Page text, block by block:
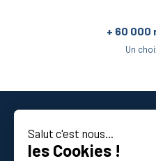
Salut c'est nous...
les Cookies !
+ 60
Un